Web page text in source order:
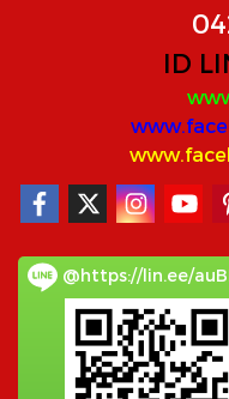
ID
@https://lin.ee/